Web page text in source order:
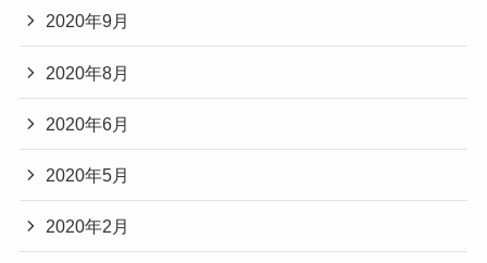
2020年9月
2020年8月
2020年6月
2020年5月
2020年2月